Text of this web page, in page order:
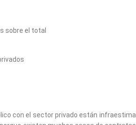
sobre el total
con el sector privado están